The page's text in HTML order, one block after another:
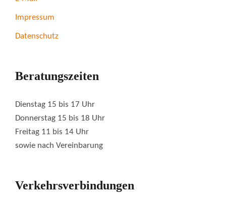
Impressum
Datenschutz
Beratungszeiten
Dienstag 15 bis 17 Uhr
Donnerstag 15 bis 18 Uhr
Freitag 11 bis 14 Uhr
sowie nach Vereinbarung
Verkehrsverbindungen